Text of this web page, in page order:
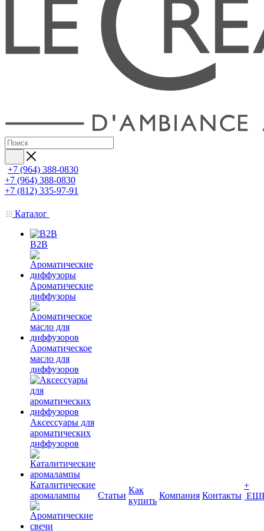
+7 (964) 388-0830
+7 (964) 388-0830
+7 (812) 335-97-91
Каталог
B2B
Ароматические
диффузоры
Ароматическое
масло для
диффузоров
Аксессуары для
ароматических
диффузоров
Каталитические
аромалампы
Статьи
Как
купить
Компания Контакты
+